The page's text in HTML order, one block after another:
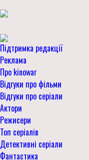
Підтримка редакції
Реклама
Про kinowar
Відгуки про фільми
Відгуки про серіали
Актори
Режисери
Топ серіалів
Детективні серіали
Фантастика